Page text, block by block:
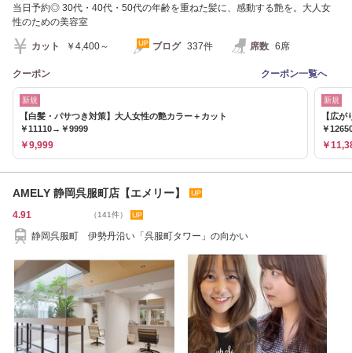
当日予約◎ 30代・40代・50代の年齢を重ねた髪に、感動する艶を。大人女
性のための美容室
カット ￥4,400～ ブログ 337件 席数 6席
クーポン クーポン一覧へ
新規
【白髪・パサつき対策】大人女性の艶カラー＋カット
￥11110→￥9999
￥9,999
新規
【広
￥
￥
AMELY 静岡呉服町店【エメリー】
4.91 （141件）
静岡呉服町 伊勢丹沿い「呉服町タワー」の向かい